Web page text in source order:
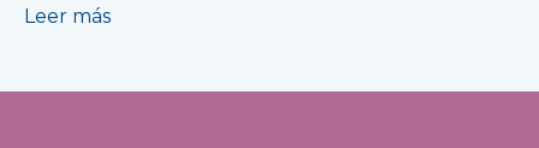
Leer más